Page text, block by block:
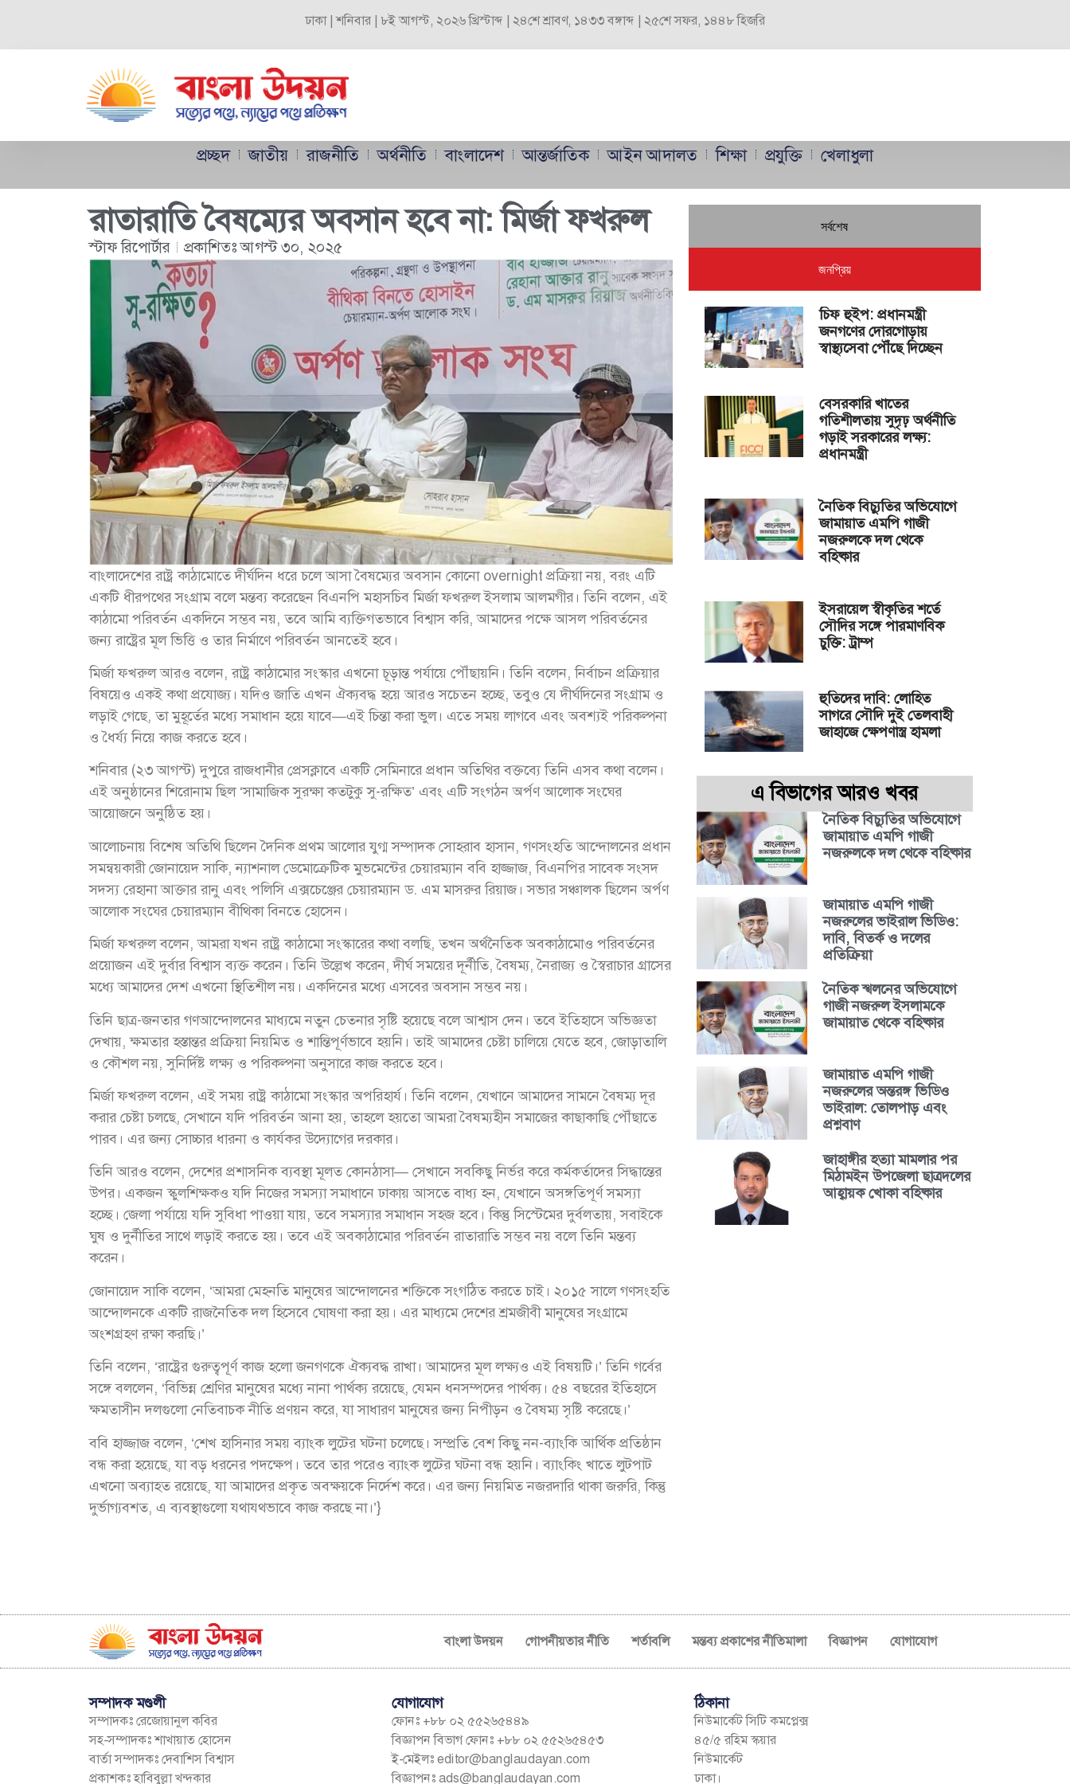
ঢাকা | শনিবার | ৮ই আগস্ট, ২০২৬ খ্রিস্টাব্দ | ২৪শে শ্রাবণ, ১৪৩৩ বঙ্গাব্দ | ২৫শে সফর, ১৪৪৮ হিজরি
প্রচ্ছদ জাতীয় রাজনীতি অর্থনীতি বাংলাদেশ আন্তর্জাতিক আইন আদালত শিক্ষা প্রযুক্তি খেলাধুলা
রাতারাতি বৈষম্যের অবসান হবে না: মির্জা ফখরুল
স্টাফ রিপোর্টার প্রকাশিতঃআগস্ট ৩০, ২০২৫
বাংলাদেশের রাষ্ট্র কাঠামোতে দীর্ঘদিন ধরে চলে আসা বৈষম্যের অবসান কোনো overnight প্রক্রিয়া নয়, বরং এটি
একটি ধীরপথের সংগ্রাম বলে মন্তব্য করেছেন বিএনপি মহাসচিব মির্জা ফখরুল ইসলাম আলমগীর। তিনি বলেন, এই
কাঠামো পরিবর্তন একদিনে সম্ভব নয়, তবে আমি ব্যক্তিগতভাবে বিশ্বাস করি, আমাদের পক্ষে আসল পরিবর্তনের
জন্য রাষ্ট্রের মূল ভিত্তি ও তার নির্মাণে পরিবর্তন আনতেই হবে।
মির্জা ফখরুল আরও বলেন, রাষ্ট্র কাঠামোর সংস্কার এখনো চূড়ান্ত পর্যায়ে পৌঁছায়নি। তিনি বলেন, নির্বাচন প্রক্রিয়ার
বিষয়েও একই কথা প্রযোজ্য। যদিও জাতি এখন ঐক্যবদ্ধ হয়ে আরও সচেতন হচ্ছে, তবুও যে দীর্ঘদিনের সংগ্রাম ও
লড়াই গেছে, তা মুহূর্তের মধ্যে সমাধান হয়ে যাবে—এই চিন্তা করা ভুল। এতে সময় লাগবে এবং অবশ্যই পরিকল্পনা
ও ধৈর্য্য নিয়ে কাজ করতে হবে।
শনিবার (২৩ আগস্ট) দুপুরে রাজধানীর প্রেসক্লাবে একটি সেমিনারে প্রধান অতিথির বক্তব্যে তিনি এসব কথা বলেন।
এই অনুষ্ঠানের শিরোনাম ছিল ‘সামাজিক সুরক্ষা কতটুকু সু-রক্ষিত’ এবং এটি সংগঠন অর্পণ আলোক সংঘের
আয়োজনে অনুষ্ঠিত হয়।
আলোচনায় বিশেষ অতিথি ছিলেন দৈনিক প্রথম আলোর যুগ্ম সম্পাদক সোহরাব হাসান, গণসংহতি আন্দোলনের প্রধান
সমন্বয়কারী জোনায়েদ সাকি, ন্যাশনাল ডেমোক্রেটিক মুভমেন্টের চেয়ারম্যান ববি হাজ্জাজ, বিএনপির সাবেক সংসদ
সদস্য রেহানা আক্তার রানু এবং পলিসি এক্সচেঞ্জের চেয়ারম্যান ড. এম মাসরুর রিয়াজ। সভার সঞ্চালক ছিলেন অর্পণ
আলোক সংঘের চেয়ারম্যান বীথিকা বিনতে হোসেন।
মির্জা ফখরুল বলেন, আমরা যখন রাষ্ট্র কাঠামো সংস্কারের কথা বলছি, তখন অর্থনৈতিক অবকাঠামোও পরিবর্তনের
প্রয়োজন এই দুর্বার বিশ্বাস ব্যক্ত করেন। তিনি উল্লেখ করেন, দীর্ঘ সময়ের দূর্নীতি, বৈষম্য, নৈরাজ্য ও স্বৈরাচার গ্রাসের
মধ্যে আমাদের দেশ এখনো স্থিতিশীল নয়। একদিনের মধ্যে এসবের অবসান সম্ভব নয়।
তিনি ছাত্র-জনতার গণআন্দোলনের মাধ্যমে নতুন চেতনার সৃষ্টি হয়েছে বলে আশ্বাস দেন। তবে ইতিহাসে অভিজ্ঞতা
দেখায়, ক্ষমতার হস্তান্তর প্রক্রিয়া নিয়মিত ও শান্তিপূর্ণভাবে হয়নি। তাই আমাদের চেষ্টা চালিয়ে যেতে হবে, জোড়াতালি
ও কৌশল নয়, সুনির্দিষ্ট লক্ষ্য ও পরিকল্পনা অনুসারে কাজ করতে হবে।
মির্জা ফখরুল বলেন, এই সময় রাষ্ট্র কাঠামো সংস্কার অপরিহার্য। তিনি বলেন, যেখানে আমাদের সামনে বৈষম্য দূর
করার চেষ্টা চলছে, সেখানে যদি পরিবর্তন আনা হয়, তাহলে হয়তো আমরা বৈষম্যহীন সমাজের কাছাকাছি পৌঁছাতে
পারব। এর জন্য সোচ্চার ধারনা ও কার্যকর উদ্যোগের দরকার।
তিনি আরও বলেন, দেশের প্রশাসনিক ব্যবস্থা মূলত কোনঠাসা— সেখানে সবকিছু নির্ভর করে কর্মকর্তাদের সিদ্ধান্তের
উপর। একজন স্কুলশিক্ষকও যদি নিজের সমস্যা সমাধানে ঢাকায় আসতে বাধ্য হন, যেখানে অসঙ্গতিপূর্ণ সমস্যা
হচ্ছে। জেলা পর্যায়ে যদি সুবিধা পাওয়া যায়, তবে সমস্যার সমাধান সহজ হবে। কিন্তু সিস্টেমের দুর্বলতায়, সবাইকে
ঘুষ ও দুর্নীতির সাথে লড়াই করতে হয়। তবে এই অবকাঠামোর পরিবর্তন রাতারাতি সম্ভব নয় বলে তিনি মন্তব্য
করেন।
জোনায়েদ সাকি বলেন, ‘আমরা মেহনতি মানুষের আন্দোলনের শক্তিকে সংগঠিত করতে চাই। ২০১৫ সালে গণসংহতি
আন্দোলনকে একটি রাজনৈতিক দল হিসেবে ঘোষণা করা হয়। এর মাধ্যমে দেশের শ্রমজীবী মানুষের সংগ্রামে
অংশগ্রহণ রক্ষা করছি।’
তিনি বলেন, ‘রাষ্ট্রের গুরুত্বপূর্ণ কাজ হলো জনগণকে ঐক্যবদ্ধ রাখা। আমাদের মূল লক্ষ্যও এই বিষয়টি।’ তিনি গর্বের
সঙ্গে বললেন, ‘বিভিন্ন শ্রেণির মানুষের মধ্যে নানা পার্থক্য রয়েছে, যেমন ধনসম্পদের পার্থক্য। ৫৪ বছরের ইতিহাসে
ক্ষমতাসীন দলগুলো নেতিবাচক নীতি প্রণয়ন করে, যা সাধারণ মানুষের জন্য নিপীড়ন ও বৈষম্য সৃষ্টি করেছে।’
ববি হাজ্জাজ বলেন, ‘শেখ হাসিনার সময় ব্যাংক লুটের ঘটনা চলেছে। সম্প্রতি বেশ কিছু নন-ব্যাংকি আর্থিক প্রতিষ্ঠান
বন্ধ করা হয়েছে, যা বড় ধরনের পদক্ষেপ। তবে তার পরেও ব্যাংক লুটের ঘটনা বন্ধ হয়নি। ব্যাংকিং খাতে লুটপাট
এখনো অব্যাহত রয়েছে, যা আমাদের প্রকৃত অবক্ষয়কে নির্দেশ করে। এর জন্য নিয়মিত নজরদারি থাকা জরুরি, কিন্তু
দুর্ভাগ্যবশত, এ ব্যবস্থাগুলো যথাযথভাবে কাজ করছে না।’}
সর্বশেষ
জনপ্রিয়
চিফ হুইপ: প্রধানমন্ত্রী
জনগণের দোরগোড়ায়
স্বাস্থ্যসেবা পৌঁছে দিচ্ছেন
বেসরকারি খাতের
গতিশীলতায় সুদৃঢ় অর্থনীতি
গড়াই সরকারের লক্ষ্য:
প্রধানমন্ত্রী
নৈতিক বিচ্যুতির অভিযোগে
জামায়াত এমপি গাজী
নজরুলকে দল থেকে
বহিষ্কার
ইসরায়েল স্বীকৃতির শর্তে
সৌদির সঙ্গে পারমাণবিক
চুক্তি: ট্রাম্প
হুতিদের দাবি: লোহিত
সাগরে সৌদি দুই তেলবাহী
জাহাজে ক্ষেপণাস্ত্র হামলা
এ বিভাগের আরও খবর
নৈতিক বিচ্যুতির অভিযোগে
জামায়াত এমপি গাজী
নজরুলকে দল থেকে বহিষ্কার
জামায়াত এমপি গাজী
নজরুলের ভাইরাল ভিডিও:
দাবি, বিতর্ক ও দলের
প্রতিক্রিয়া
নৈতিক স্খলনের অভিযোগে
গাজী নজরুল ইসলামকে
জামায়াত থেকে বহিষ্কার
জামায়াত এমপি গাজী
নজরুলের অন্তরঙ্গ ভিডিও
ভাইরাল: তোলপাড় এবং
প্রশ্নবাণ
জাহাঙ্গীর হত্যা মামলার পর
মিঠামইন উপজেলা ছাত্রদলের
আহ্বায়ক খোকা বহিষ্কার
বাংলা উদয়ন গোপনীয়তার নীতি শর্তাবলি মন্তব্য প্রকাশের নীতিমালা বিজ্ঞাপন যোগাযোগ
সম্পাদক মণ্ডলী
সম্পাদকঃ রেজোয়ানুল কবির
সহ-সম্পাদকঃ শাখায়াত হোসেন
বার্তা সম্পাদকঃ দেবাশিস বিশ্বাস
প্রকাশকঃ হাবিবুল্লা খন্দকার
যোগাযোগ
ফোনঃ +৮৮ ০২ ৫৫২৬৫৪৪৯
বিজ্ঞাপন বিভাগ ফোনঃ +৮৮ ০২ ৫৫২৬৫৪৫৩
ই-মেইলঃeditor@banglaudayan.com
বিজ্ঞাপনঃads@banglaudayan.com
ঠিকানা
নিউমার্কেট সিটি কমপ্লেক্স
৪৫/৫ রহিম স্কয়ার
নিউমার্কেট
ঢাকা।